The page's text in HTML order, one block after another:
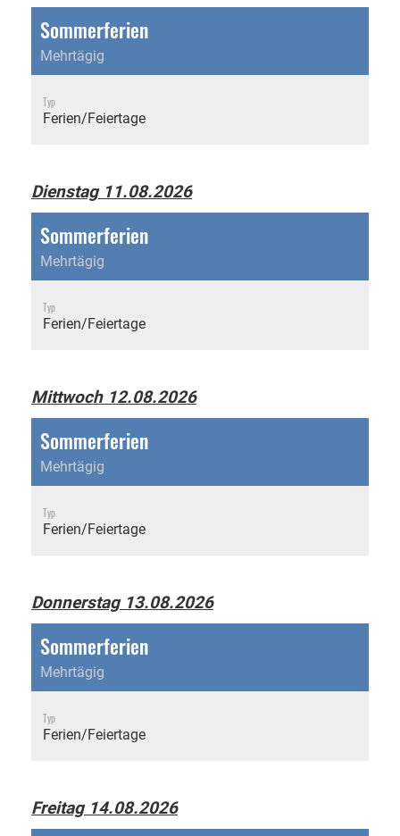
Sommerferien
Mehrtägig
Typ
Ferien/Feiertage
Dienstag 11.08.2026
Sommerferien
Mehrtägig
Typ
Ferien/Feiertage
Mittwoch 12.08.2026
Sommerferien
Mehrtägig
Typ
Ferien/Feiertage
Donnerstag 13.08.2026
Sommerferien
Mehrtägig
Typ
Ferien/Feiertage
Freitag 14.08.2026